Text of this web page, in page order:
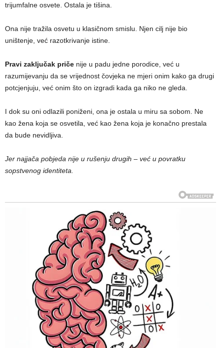
trijumfalne osvete. Ostala je tišina.
Ona nije tražila osvetu u klasičnom smislu. Njen cilj nije bio
uništenje, već razotkrivanje istine.
Pravi zaključak priče nije u padu jedne porodice, već u
razumijevanju da se vrijednost čovjeka ne mjeri onim kako ga drugi
potcjenjuju, već onim što on izgradi kada ga niko ne gleda.
I dok su oni odlazili poniženi, ona je ostala u miru sa sobom. Ne
kao žena koja se osvetila, već kao žena koja je konačno prestala
da bude nevidljiva.
Jer najjača pobjeda nije u rušenju drugih – već u povratku
sopstvenog identiteta.